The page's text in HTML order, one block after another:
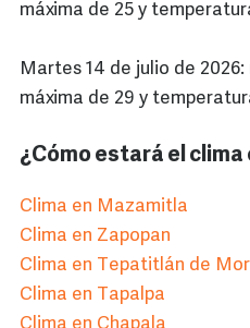
máxima de 25 y
Martes 14 de julio de
máxima de 29 y
¿Cómo estará el
Clima en Mazamitla
Clima en Zapopan
Clima en Tepatitlán de
Clima en Tapalpa